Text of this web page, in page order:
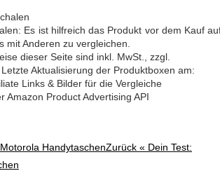
Es ist hilfreich das Produkt vor dem Kauf
mit Anderen zu vergleichen.
dieser Seite sind inkl. MwSt., zzgl.
Aktualisierung der Produktboxen am:
Links & Bilder für die Vergleiche
Amazon Product Advertising API
HandytaschenZurück « Dein Test: